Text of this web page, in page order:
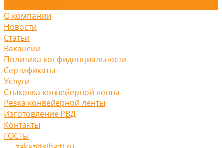
О компании
Новости
Статьи
Вакансии
Политика конфиденциальности
Сертификаты
Услуги
Стыковка конвейерной ленты
Резка конвейерной ленты
Изготовление РВД
Контакты
ГОСТы